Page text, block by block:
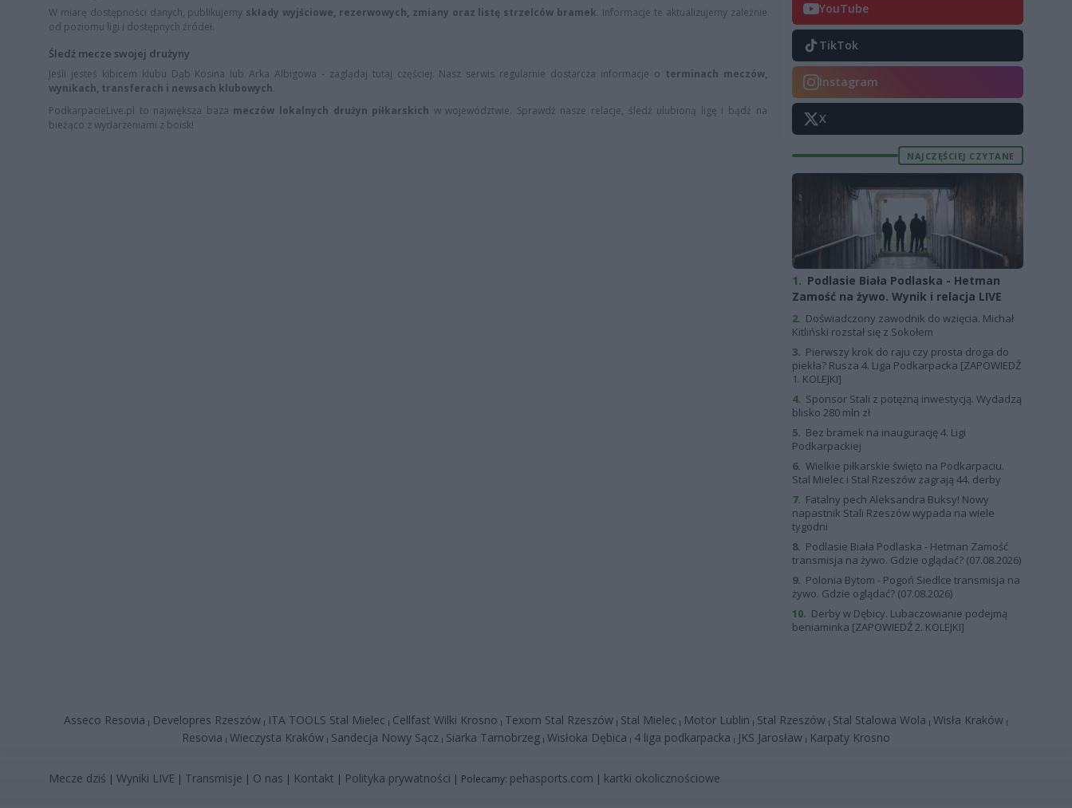
W miarę dostępności danych, publikujemy składy wyjściowe, rezerwowych, zmiany oraz listę strzelców bramek. Informacje te aktualizujemy zależnie
od poziomu ligi i dostępnych źródeł.
Śledź mecze swojej drużyny
Jeśli jesteś kibicem klubu Dąb Kosina lub Arka Albigowa - zaglądaj tutaj częściej. Nasz serwis regularnie dostarcza informacje o terminach meczów,
wynikach, transferach i newsach klubowych.
PodkarpacieLive.pl to największa baza meczów lokalnych drużyn piłkarskich w województwie. Sprawdź nasze relacje, śledź ulubioną ligę i bądź na
bieżąco z wydarzeniami z boisk!
YouTube
TikTok
Instagram
X
NAJCZĘŚCIEJ CZYTANE
1. Podlasie Biała Podlaska - Hetman
Zamość na żywo. Wynik i relacja LIVE
2. Doświadczony zawodnik do wzięcia. Michał
Kitliński rozstał się z Sokołem
3. Pierwszy krok do raju czy prosta droga do
piekła? Rusza 4. Liga Podkarpacka [ZAPOWIEDŹ
1. KOLEJKI]
4. Sponsor Stali z potężną inwestycją. Wydadzą
blisko 280 mln zł
5. Bez bramek na inaugurację 4. Ligi
Podkarpackiej
6. Wielkie piłkarskie święto na Podkarpaciu.
Stal Mielec i Stal Rzeszów zagrają 44. derby
7. Fatalny pech Aleksandra Buksy! Nowy
napastnik Stali Rzeszów wypada na wiele
tygodni
8. Podlasie Biała Podlaska - Hetman Zamość
transmisja na żywo. Gdzie oglądać? (07.08.2026)
9. Polonia Bytom - Pogoń Siedlce transmisja na
żywo. Gdzie oglądać? (07.08.2026)
10. Derby w Dębicy. Lubaczowianie podejmą
beniaminka [ZAPOWIEDŹ 2. KOLEJKI]
Asseco Resovia | Developres Rzeszów| ITA TOOLS Stal Mielec | Cellfast Wilki Krosno | Texom Stal Rzeszów| Stal Mielec | Motor Lublin | Stal Rzeszów| Stal Stalowa Wola | Wisła Kraków|
Resovia | Wieczysta Kraków | Sandecja Nowy Sącz | Siarka Tarnobrzeg | Wisłoka Dębica | 4 liga podkarpacka | JKS Jarosław | Karpaty Krosno
Mecze dziś | Wyniki LIVE | Transmisje | O nas | Kontakt | Polityka prywatności | Polecamy: pehasports.com | kartki okolicznościowe